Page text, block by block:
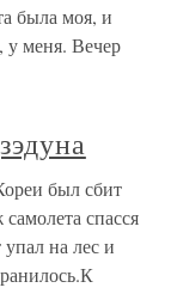
была моя, и
у меня. Вечер
был сбит
спасся
на лес и